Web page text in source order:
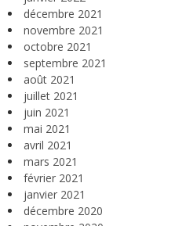
décembre 2021
novembre 2021
octobre 2021
septembre 2021
août 2021
juillet 2021
juin 2021
mai 2021
avril 2021
mars 2021
février 2021
janvier 2021
décembre 2020